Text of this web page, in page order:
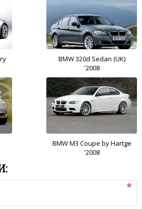
BMW 320d Sedan (UK)
'2008
BMW M3 Coupe by Hartge
'2008